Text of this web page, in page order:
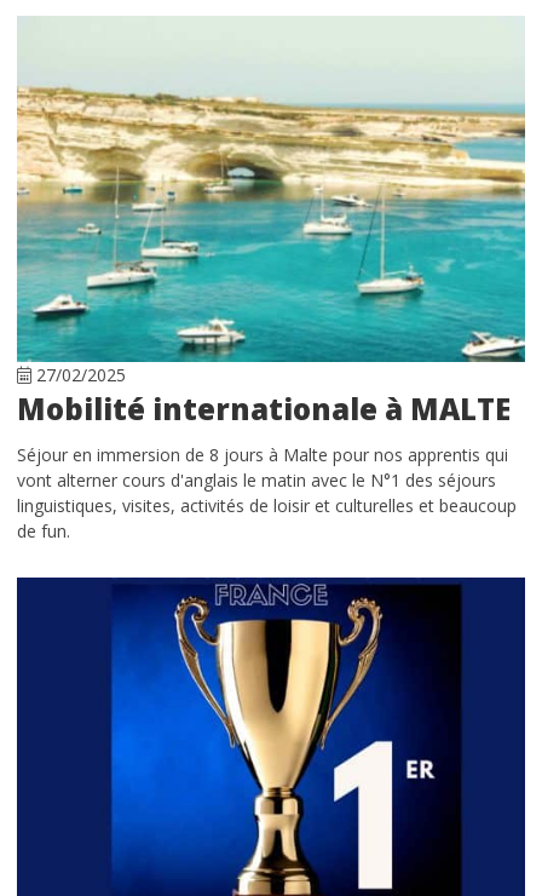
27/02/2025
Mobilité internationale à MALTE
Séjour en immersion de 8 jours à Malte pour nos apprentis qui
vont alterner cours d'anglais le matin avec le N°1 des séjours
linguistiques, visites, activités de loisir et culturelles et beaucoup
de fun.